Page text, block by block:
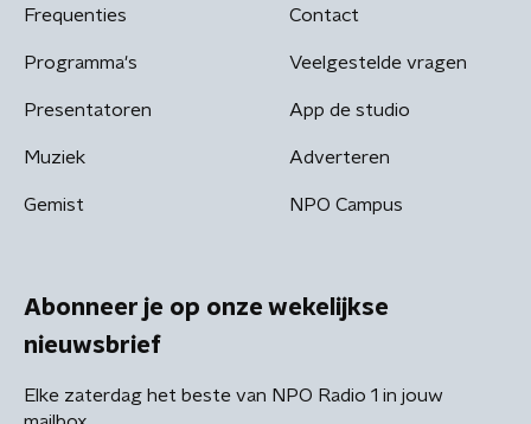
Frequenties
Programma's
Presentatoren
Muziek
Gemist
Contact
Veelgestelde vragen
App de studio
Adverteren
NPO Campus
Abonneer je op onze wekelijkse
nieuwsbrief
Elke zaterdag het beste van NPO Radio 1 in jouw